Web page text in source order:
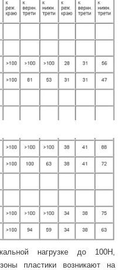
нагрузке до 100Н,
пластики возникают на